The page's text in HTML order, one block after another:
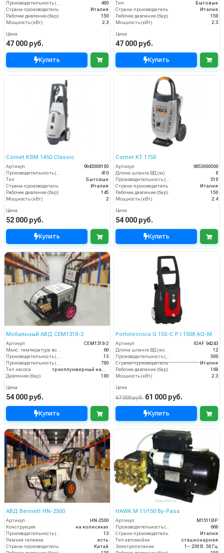
480
Страна-производитель
Италия
Рабочее давление (бар)
150
Мощность (кВт)
2.3
Цена
47 000 руб.
Купить
Тип
Бытовые
Страна-производитель
Италия
Рабочее давление (бар)
150
Мощность (кВт)
2.3
Цена
47 000 руб.
Купить
Comet KSM 1450 Classic
Артикул
9043000100
Производительность (л/ч)
410
Тип
Бытовые
Страна-производитель
Италия
Рабочее давление (бар)
145
Мощность (кВт)
2
Цена
52 000 руб.
Купить
Comet KT 1750
Артикул
9053000500
Длина шланга ВД (м)
8
Производительность (л/ч)
510
Страна-производитель
Италия
Рабочее давление (бар)
150
Мощность (кВт)
2.4
Цена
54 000 руб.
Купить
Мобильный АВД CEM1318-2
Артикул
CEM1318-2
Макс. температура воды (°C)
60
Производительность (л/мин)
13
Производительность (л/ч)
780
Тип насоса
трехплунжерный насос с цельнокерамическими плунжерами
Давление (бар)
180
Цена
54 000 руб.
Купить
Portotecnica G 155-C P I 1508 AO-M
Артикул
IDAF 94243
Длина шланга ВД (м)
12
Производительность (л/ч)
500
Страна-производитель
Италия
Рабочее давление (бар)
160
Мощность (кВт)
2.3
Цена
67 000 руб. 61 000 руб.
Купить
АВД Bennett HN-2500
Артикул
HN-2500
Конструкция
на колесиках
13
Рамная тележка
есть
Страна-производитель
Китай
HAWK M 11/150 By-Pass
Артикул
M1511BP
660
Страна-производитель
Италия
Тип автомойки
стационарная
Электропитание
1~ 230 В. 50 Гц